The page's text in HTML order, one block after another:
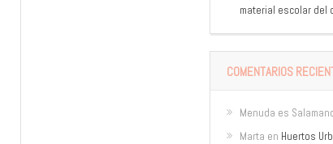
material escolar del
COMENTARIOS
Menuda es
Marta en Huertos